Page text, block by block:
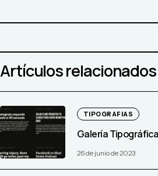
Artículos relacionados
TIPOGRAFIAS
Galería
26 de junio de 2023